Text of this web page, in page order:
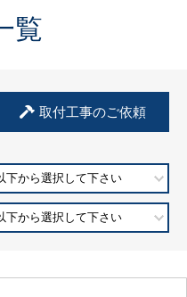
覧
取付工事のご依頼
下から選択して下さい
下から選択して下さい